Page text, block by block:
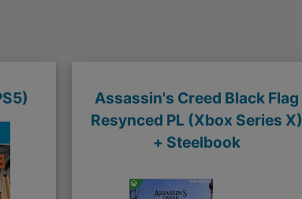
Assassin's Creed Black Flag
Resynced PL (Xbox Series X)
+ Steelbook